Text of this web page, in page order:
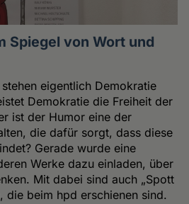
Spiegel von Wort und
eigentlich Demokratie
Demokratie die Freiheit der
ist der Humor eine der
die dafür sorgt, dass diese
Gerade wurde eine
Werke dazu einladen, über
Mit dabei sind auch „Spott
die beim hpd erschienen sind.